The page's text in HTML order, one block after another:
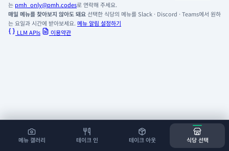
메뉴 갤러리 테이크 인 테이크 아웃 식당 선택
는 pmh_only@pmh.codes로 연락해 주세요.
매일 메뉴를 찾아보지 않아도 돼요선택한 식당의 메뉴를 Slack · Discord · Teams에서 원하
는 요일과 시간에 받아보세요. 메뉴 알림 설정하기
LLM APIs
이용약관